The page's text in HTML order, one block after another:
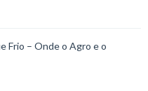
Frio – Onde o Agro e o